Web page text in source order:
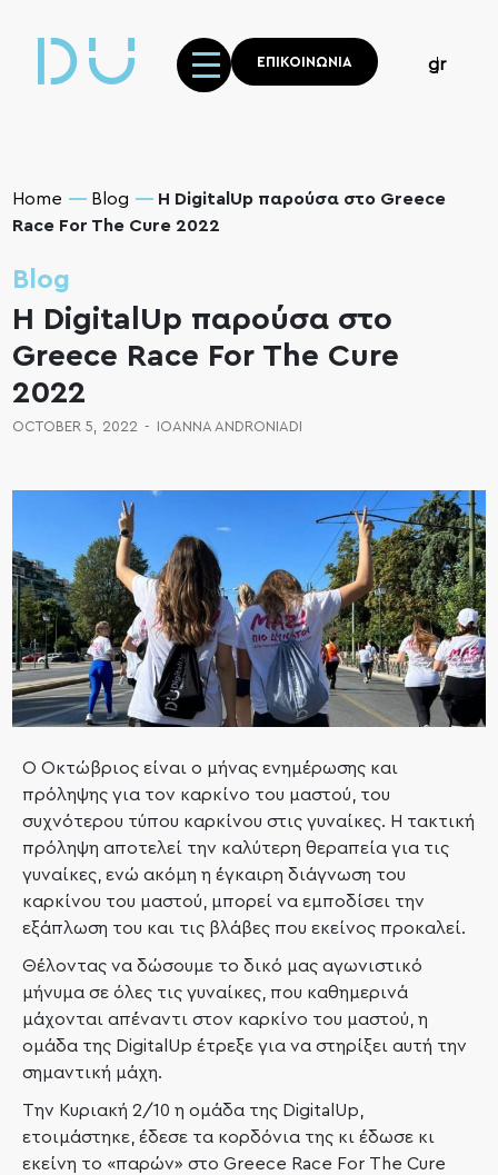
gr
ΕΠΙΚΟΙΝΩΝΙΑ
Home Blog
H DigitalUp παρούσα στο Greece
Race For The Cure 2022
Blog
H DigitalUp παρούσα στο
Greece Race For The Cure
2022
OCTOBER 5, 2022 - IOANNA ANDRONIADI
Ο Οκτώβριος είναι ο μήνας ενημέρωσης και
πρόληψης για τον καρκίνο του μαστού, του
συχνότερου τύπου καρκίνου στις γυναίκες. Η τακτική
πρόληψη αποτελεί την καλύτερη θεραπεία για τις
γυναίκες, ενώ ακόμη η έγκαιρη διάγνωση του
καρκίνου του μαστού, μπορεί να εμποδίσει την
εξάπλωση του και τις βλάβες που εκείνος προκαλεί.
Θέλοντας να δώσουμε το δικό μας αγωνιστικό
μήνυμα σε όλες τις γυναίκες, που καθημερινά
μάχονται απέναντι στον καρκίνο του μαστού, η
ομάδα της DigitalUp έτρεξε για να στηρίξει αυτή την
σημαντική μάχη.
Την Κυριακή 2/10 η ομάδα της DigitalUp,
ετοιμάστηκε, έδεσε τα κορδόνια της κι έδωσε κι
εκείνη το «παρών» στο Greece Race For The Cure